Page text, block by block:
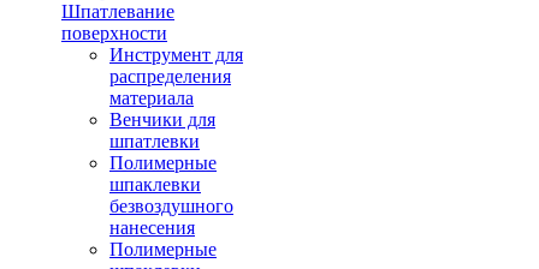
Шпатлевание
поверхности
Инструмент для
распределения
материала
Венчики для
шпатлевки
Полимерные
шпаклевки
безвоздушного
нанесения
Полимерные